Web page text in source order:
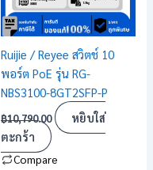
Ruijie / Reyee สวิตช์ 10
พอร์ต PoE รุ่น RG-
NBS3100-8GT2SFP-P
฿10,790.00
หยิบใส่
ตะกร้า
Compare